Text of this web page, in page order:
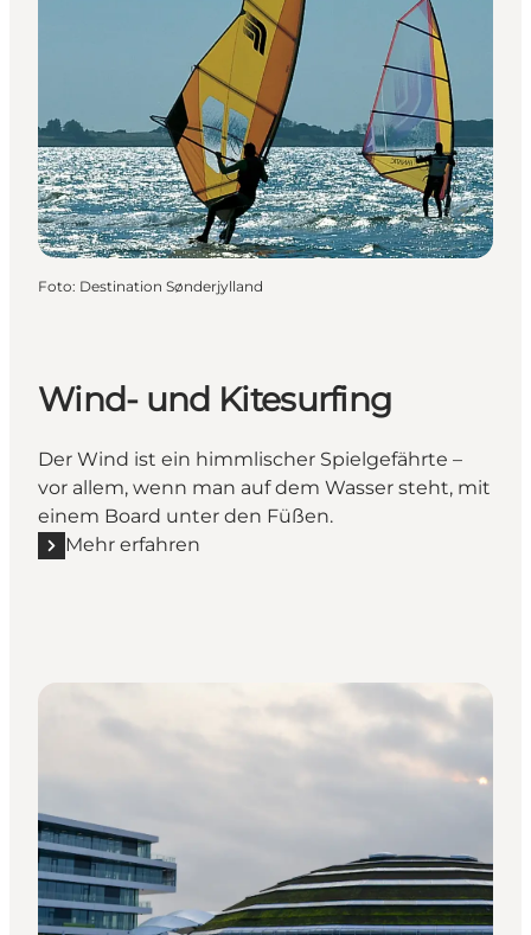
Foto: Destination Sønderjylland
Wind- und Kitesurfing
Der Wind ist ein himmlischer Spielgefährte –
vor allem, wenn man auf dem Wasser steht, mit
einem Board unter den Füßen.
Mehr erfahren
Mehr erfahren "Wind- und Kitesurfing"